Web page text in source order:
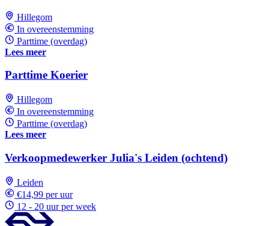
Hillegom
In overeenstemming
Parttime (overdag)
Lees meer
Parttime Koerier
Hillegom
In overeenstemming
Parttime (overdag)
Lees meer
Verkoopmedewerker Julia's Leiden (ochtend)
Leiden
€14,99 per uur
12 - 20 uur per week